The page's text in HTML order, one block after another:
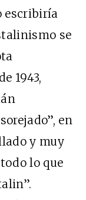
escribiría
se
1943,
en
y muy
lo que